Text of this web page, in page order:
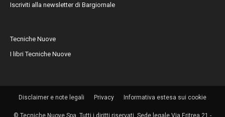
Iscriviti alla newsletter di Bargiornale
Tecniche Nuove
I libri Tecniche Nuove
Disclaimer e note legali Privacy Informativa estesa sui cookie
© Tecniche Nuove Spa. Tutti i diritti riservati. Sede legale Via Eritrea 21 -